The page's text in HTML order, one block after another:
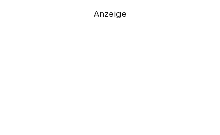
Anzeige